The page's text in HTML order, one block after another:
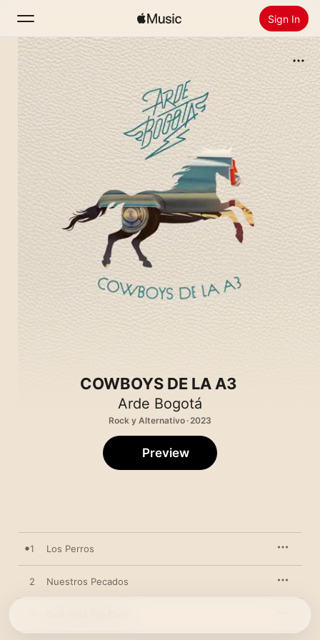
Sign In
Search
Home
New
Radio
Install Apple Music
COWBOYS DE LA A3
Arde Bogotá
Rock y Alternativo · 2023
Preview
1 Los Perros
2 Nuestros Pecados